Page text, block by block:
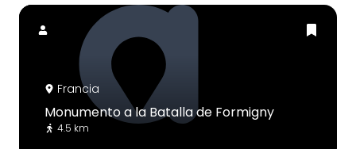
Francia
Monumento a la Batalla de Formigny
4.5 km